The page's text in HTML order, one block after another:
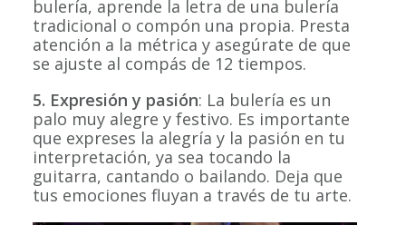
bulería, aprende la letra de una bulería
tradicional o compón una propia. Presta
atención a la métrica y asegúrate de que
se ajuste al compás de 12 tiempos.
5. Expresión y pasión: La bulería es un
palo muy alegre y festivo. Es importante
que expreses la alegría y la pasión en tu
interpretación, ya sea tocando la
guitarra, cantando o bailando. Deja que
tus emociones fluyan a través de tu arte.